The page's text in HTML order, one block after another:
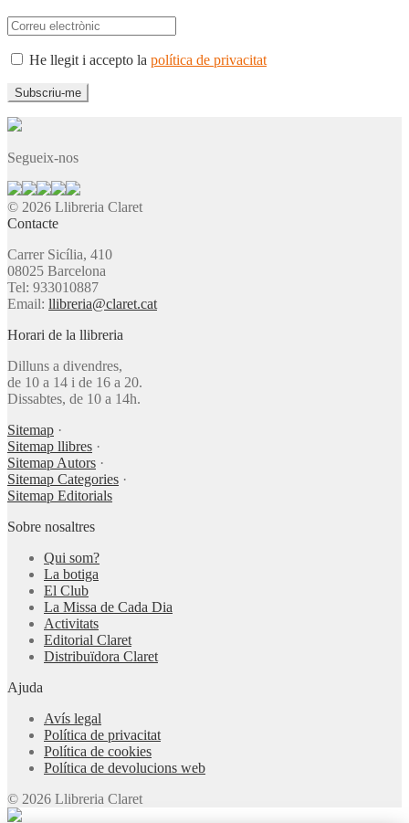
He llegit i accepto la política de privacitat
Segueix-nos
© 2026 Llibreria Claret
Contacte
Carrer Sicília, 410
08025 Barcelona
Tel: 933010887
Email: llibreria@claret.cat
Horari de la llibreria
Dilluns a divendres,
de 10 a 14 i de 16 a 20.
Dissabtes, de 10 a 14h.
Sitemap ·
Sitemap llibres ·
Sitemap Autors ·
Sitemap Categories ·
Sitemap Editorials
Sobre nosaltres
Qui som?
La botiga
El Club
La Missa de Cada Dia
Activitats
Editorial Claret
Distribuïdora Claret
Ajuda
Avís legal
Política de privacitat
Política de cookies
Política de devolucions web
© 2026 Llibreria Claret